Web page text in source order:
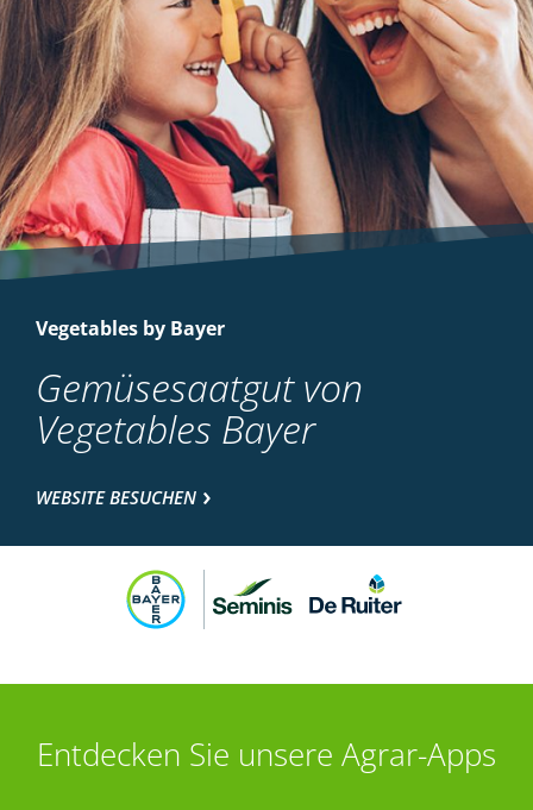
Vegetables by Bayer
Gemüsesaatgut von
Vegetables Bayer
WEBSITE BESUCHEN
Entdecken Sie unsere Agrar-Apps